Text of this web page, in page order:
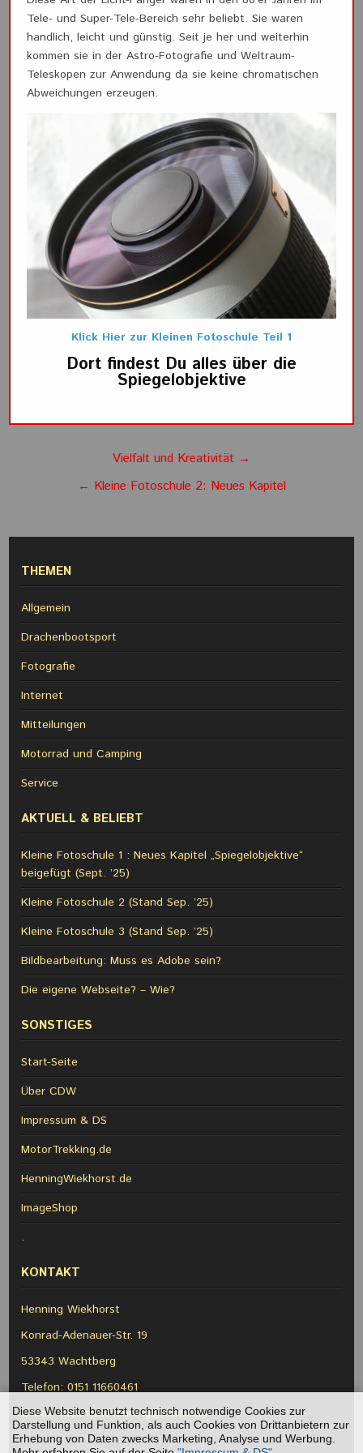
Tele- und Super-Tele-Bereich sehr beliebt. Sie waren
handlich, leicht und günstig. Seit je her und weiterhin
kommen sie in der Astro-Fotografie und Weltraum-
Teleskopen zur Anwendung da sie keine chromatischen
Abweichungen erzeugen.
Klick Hier zur Kleinen Fotoschule Teil 1
Dort findest Du alles über die
Spiegelobjektive
Beitragsnavigation
Vielfalt und Kreativität →
← Kleine Fotoschule 2: Neues Kapitel
THEMEN
Allgemein
Drachenbootsport
Fotografie
Internet
Mitteilungen
Motorrad und Camping
Service
AKTUELL & BELIEBT
Kleine Fotoschule 1 : Neues Kapitel „Spiegelobjektive“
beigefügt (Sept. ’25)
Kleine Fotoschule 2 (Stand Sep. ’25)
Kleine Fotoschule 3 (Stand Sep. ’25)
Bildbearbeitung: Muss es Adobe sein?
Die eigene Webseite? – Wie?
SONSTIGES
Start-Seite
Über CDW
Impressum & DS
MotorTrekking.de
HenningWiekhorst.de
ImageShop
.
KONTAKT
Henning Wiekhorst
Konrad-Adenauer-Str. 19
53343 Wachtberg
Telefon: 0151 11660461
E-Mail:wiekhorsthenning@mac.com
Diese Website benutzt technisch notwendige Cookies zur
Darstellung und Funktion, als auch Cookies von Drittanbietern zur
Erhebung von Daten zwecks Marketing, Analyse und Werbung.